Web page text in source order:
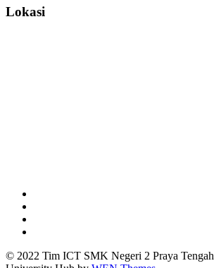
Lokasi
© 2022 Tim ICT SMK Negeri 2 Praya Tengah